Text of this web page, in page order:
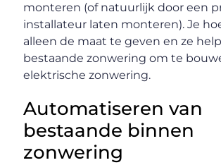
monteren (of natuurlijk door een
installateur laten monteren). Je
alleen de maat te geven en ze
bestaande zonwering om te
elektrische zonwering.
Automatiseren van
bestaande binnen
zonwering